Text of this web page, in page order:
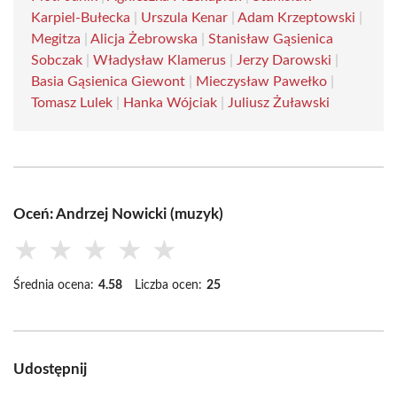
Karpiel-Bułecka
Urszula Kenar Adam Krzeptowski
Megitza
Alicja Żebrowska
Stanisław Gąsienica
Sobczak
Władysław Klamerus Jerzy Darowski
Basia Gąsienica Giewont
Mieczysław Pawełko
Tomasz Lulek
Hanka Wójciak Juliusz Żuławski
Oceń: Andrzej Nowicki (muzyk)
★ ★ ★ ★ ★
Średnia ocena: 4.58 Liczba ocen: 25
Udostępnij